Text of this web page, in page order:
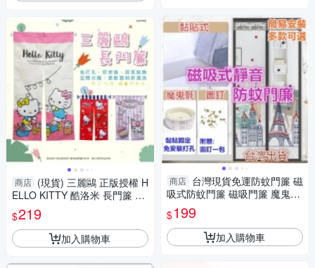
商店 (現貨) 三麗鷗 正版授權 H
ELLO KITTY 酷洛米 長門簾 卡
$219
加入購物車
商店 台灣現貨免運防蚊門簾 磁
吸式防蚊門簾 磁吸門簾 魔鬼氈
靜音 門簾
$199
加入購物車